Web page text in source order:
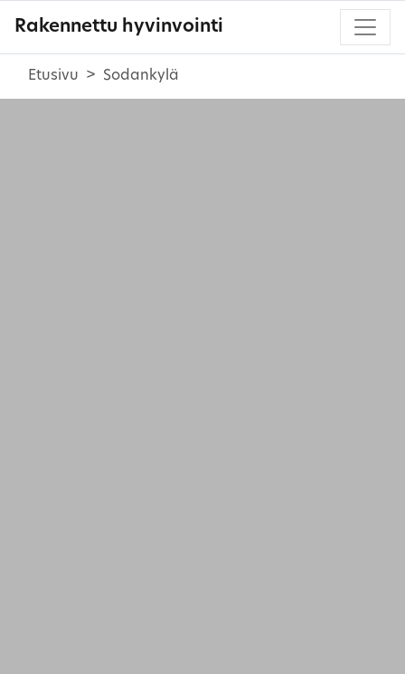
Rakennettu hyvinvointi
Etusivu Sodankylä